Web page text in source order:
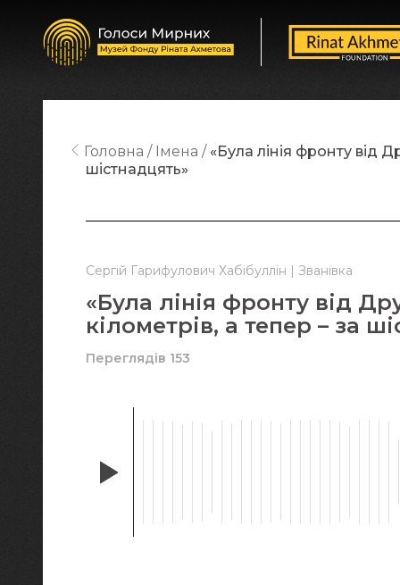
Сергій Гарифулович Хабібуллін | Званівка
«Була лінія фронту від
кілометрів, а тепер – за
Переглядів 153
Головна Імена
«Була лінія фронту від
шістнадцять»